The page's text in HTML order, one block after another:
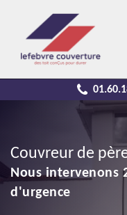
Couvreur de
Nous intervenons
d'urgence